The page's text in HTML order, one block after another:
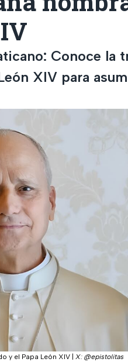
Conoce la
XIV para
y el Papa León XIV X: @epistolitas